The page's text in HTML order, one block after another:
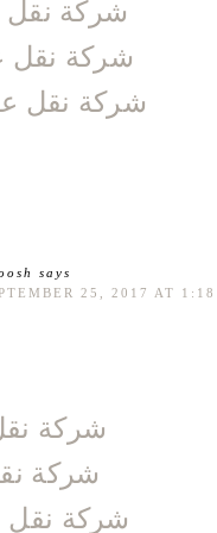
شركة نقل
شركة نقل
شركة نقل
says
25, 2017 AT
شركة
شركة
شركة